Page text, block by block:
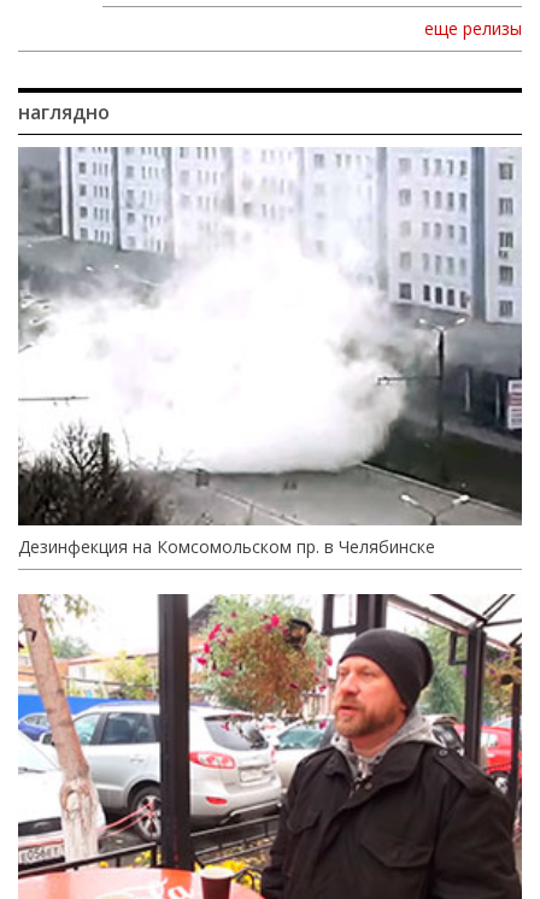
еще релизы
наглядно
Дезинфекция на Комсомольском пр. в Челябинске